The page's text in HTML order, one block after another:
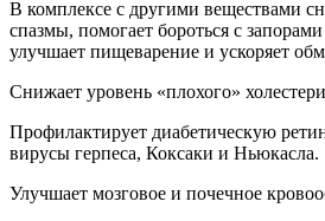
В комплексе с другими веществами
спазмы, помогает бороться с
улучшает пищеварение и ускоряет
Снижает уровень «плохого»
Профилактирует диабетическую
вирусы герпеса, Коксаки и Ньюкасла.
Улучшает мозговое и почечное